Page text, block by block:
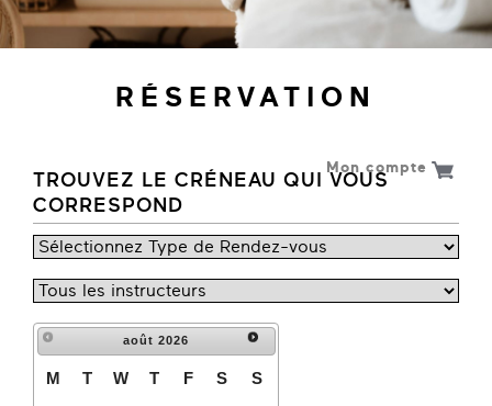
RÉSERVATION
Mon compte
TROUVEZ LE CRÉNEAU QUI VOUS
CORRESPOND
août 2026
M T W T F S S